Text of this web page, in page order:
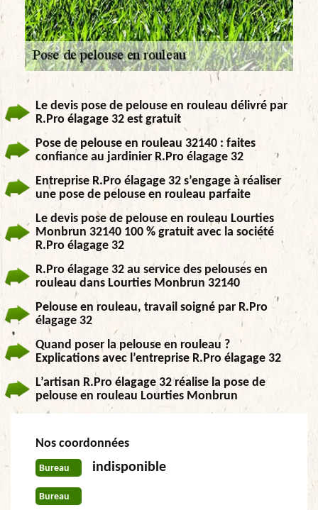
Le devis pose de pelouse en rouleau délivré par
R.Pro élagage 32 est gratuit
Pose de pelouse en rouleau 32140 : faites
confiance au jardinier R.Pro élagage 32
Entreprise R.Pro élagage 32 s’engage à réaliser
une pose de pelouse en rouleau parfaite
Le devis pose de pelouse en rouleau Lourties
Monbrun 32140 100 % gratuit avec la société
R.Pro élagage 32
R.Pro élagage 32 au service des pelouses en
rouleau dans Lourties Monbrun 32140
Pelouse en rouleau, travail soigné par R.Pro
élagage 32
Quand poser la pelouse en rouleau ?
Explications avec l’entreprise R.Pro élagage 32
L’artisan R.Pro élagage 32 réalise la pose de
pelouse en rouleau Lourties Monbrun
Nos coordonnées
Bureau indisponible
Bureau